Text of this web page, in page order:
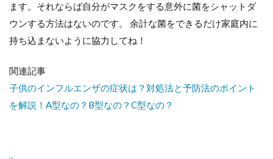
ます。それならば自分がマスクをする意外に菌をシャットダ
ウンする方法はないのです。 余計な菌をできるだけ家庭内に
持ち込まないように協力してね！
関連記事
子供のインフルエンザの症状は？対処法と予防法のポイント
を解説！A型なの？B型なの？C型なの？